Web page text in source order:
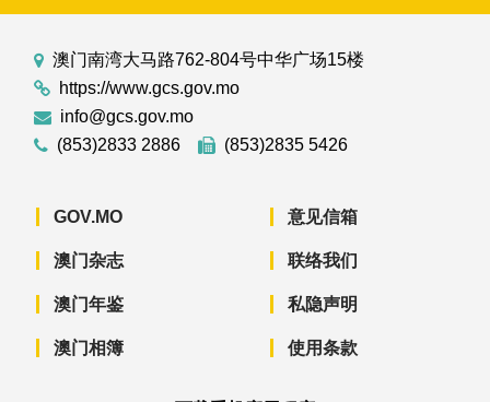
澳门南湾大马路762-804号中华广场15楼
https://www.gcs.gov.mo
info@gcs.gov.mo
(853)2833 2886
(853)2835 5426
GOV.MO
澳门杂志
澳门年鉴
澳门相簿
意见信箱
联络我们
私隐声明
使用条款